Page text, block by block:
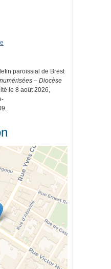
paroissial de Brest
– Diocèse
le 8 août 2026,
.